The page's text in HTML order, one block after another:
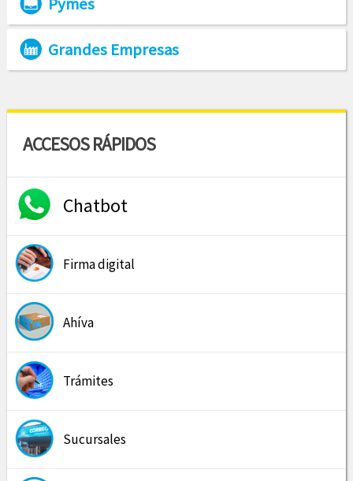
Grandes Empresas
ACCESOS RÁPIDOS
Chatbot
Firma digital
Ahíva
Trámites
Sucursales